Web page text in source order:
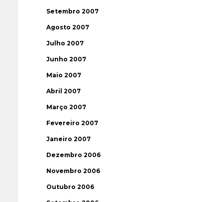
Setembro 2007
Agosto 2007
Julho 2007
Junho 2007
Maio 2007
Abril 2007
Março 2007
Fevereiro 2007
Janeiro 2007
Dezembro 2006
Novembro 2006
Outubro 2006